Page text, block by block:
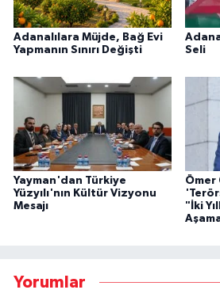
Adanalılara Müjde, Bağ Evi
Yapmanın Sınırı Değişti
Seli
Yayman'dan Türkiye
Yüzyılı'nın Kültür Vizyonu
Mesajı
Ömer
"İki
Yorumlar